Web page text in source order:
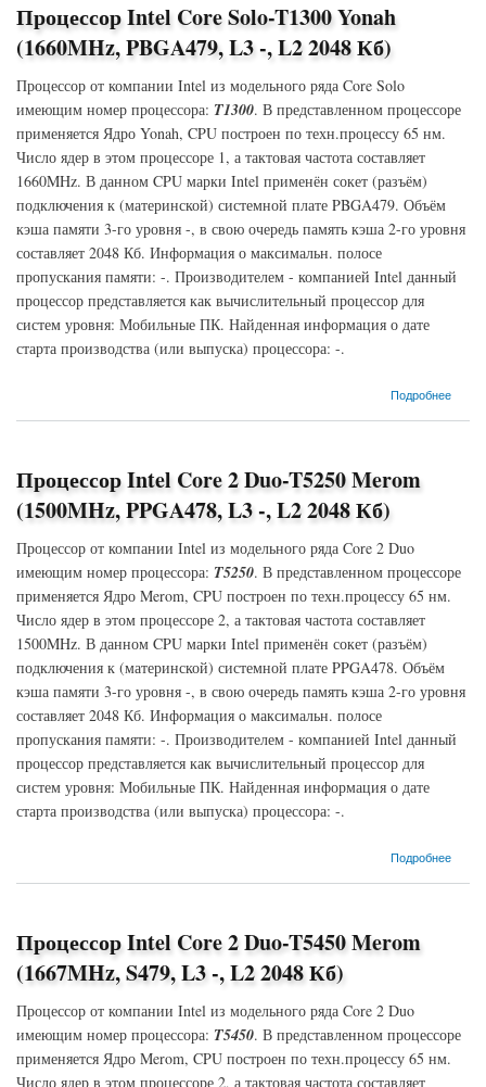
Процессор Intel Core Solo-T1300 Yonah
(1660MHz, PBGA479, L3 -, L2 2048 Кб)
Процессор от компании Intel из модельного ряда Core Solo
имеющим номер процессора: T1300. В представленном процессоре
применяется Ядро Yonah, CPU построен по техн.процессу 65 нм.
Число ядер в этом процессоре 1, а тактовая частота составляет
1660MHz. В данном CPU марки Intel применён сокет (разъём)
подключения к (материнской) системной плате PBGA479. Объём
кэша памяти 3-го уровня -, в свою очередь память кэша 2-го уровня
составляет 2048 Кб. Информация о максимальн. полосе
пропускания памяти: -. Производителем - компанией Intel данный
процессор представляется как вычислительный процессор для
систем уровня: Мобильные ПК. Найденная информация о дате
старта производства (или выпуска) процессора: -.
Подробнее
о Процессор Intel Core Solo-T1300 Yonah (1660MHz, PBGA479, L3 -, L2 2048 Кб)
Процессор Intel Core 2 Duo-T5250 Merom
(1500MHz, PPGA478, L3 -, L2 2048 Кб)
Процессор от компании Intel из модельного ряда Core 2 Duo
имеющим номер процессора: T5250. В представленном процессоре
применяется Ядро Merom, CPU построен по техн.процессу 65 нм.
Число ядер в этом процессоре 2, а тактовая частота составляет
1500MHz. В данном CPU марки Intel применён сокет (разъём)
подключения к (материнской) системной плате PPGA478. Объём
кэша памяти 3-го уровня -, в свою очередь память кэша 2-го уровня
составляет 2048 Кб. Информация о максимальн. полосе
пропускания памяти: -. Производителем - компанией Intel данный
процессор представляется как вычислительный процессор для
систем уровня: Мобильные ПК. Найденная информация о дате
старта производства (или выпуска) процессора: -.
Подробнее
о Процессор Intel Core 2 Duo-T5250 Merom (1500MHz, PPGA478, L3 -, L2 2048 Кб)
Процессор Intel Core 2 Duo-T5450 Merom
(1667MHz, S479, L3 -, L2 2048 Кб)
Процессор от компании Intel из модельного ряда Core 2 Duo
имеющим номер процессора: T5450. В представленном процессоре
применяется Ядро Merom, CPU построен по техн.процессу 65 нм.
Число ядер в этом процессоре 2, а тактовая частота составляет